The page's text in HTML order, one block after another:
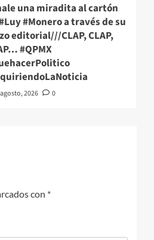
una miradita al cartón
#Monero a través de su
editorial///CLAP, CLAP,
#QPMX
2026 0
con *